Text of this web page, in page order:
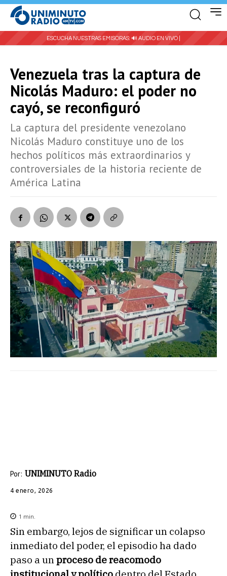
ESCUCHA NUESTRAS EMISORAS: 🔊 AUDIO EN VIVO |
Venezuela tras la captura de
Nicolás Maduro: el poder no
cayó, se reconfiguró
La captura del presidente venezolano
Nicolás Maduro constituye uno de los
hechos políticos más extraordinarios y
controversiales de la historia reciente de
América Latina
Por: UNIMINUTO Radio
4 enero, 2026
1 min.
Sin embargo, lejos de significar un colapso
inmediato del poder, el episodio ha dado
paso a un proceso de reacomodo